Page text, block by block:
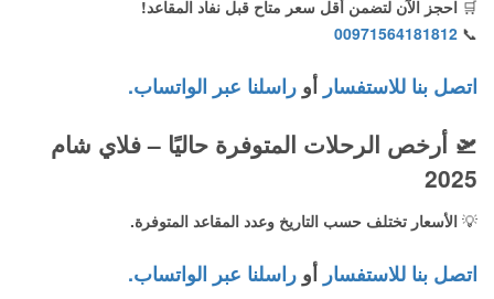
🛒 احجز الآن لتضمن أقل سعر متاح قبل نفاد المقاعد!
📞
00971564181812
اتصل بنا للاستفسار أو راسلنا عبر الواتساب.
🛫 أرخص الرحلات المتوفرة حاليًا – فلاي شام
2025
💡 الأسعار تختلف حسب التاريخ وعدد المقاعد المتوفرة.
اتصل بنا للاستفسار أو راسلنا عبر الواتساب.